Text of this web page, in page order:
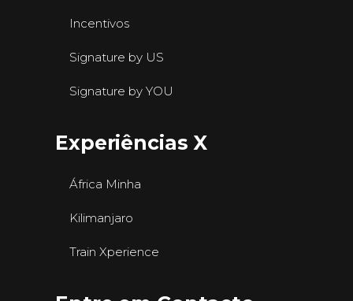
Incentivos
Signature by US
Signature by YOU
Experiências X
África Minha
Kilimanjaro
Train Xperience